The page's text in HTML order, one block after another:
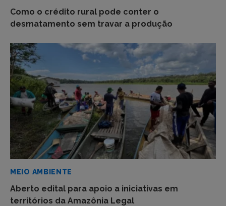
Como o crédito rural pode conter o
desmatamento sem travar a produção
MEIO AMBIENTE
Aberto edital para apoio a iniciativas em
territórios da Amazônia Legal